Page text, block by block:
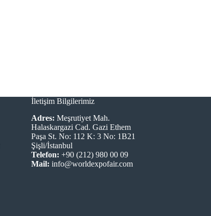
İletişim Bilgilerimiz
Adres: Meşrutiyet Mah.
Halaskargazi Cad. Gazi Ethem
Paşa St. No: 112 K: 3 No: 1B21
Şişli/İstanbul
Telefon: +90 (212) 980 00 09
Mail: info@worldexpofair.com